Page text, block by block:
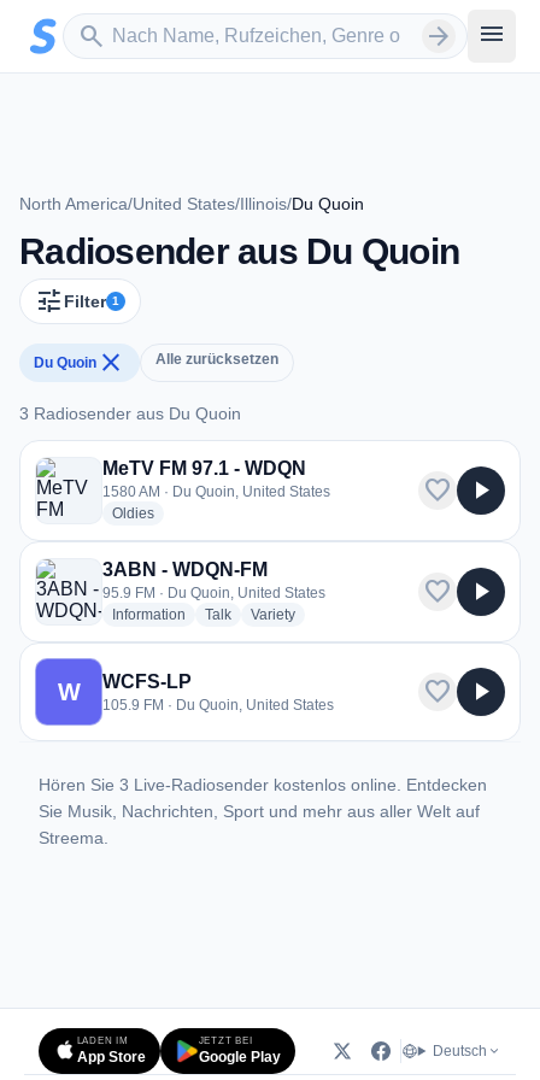
Zum Hauptinhalt springen
search
Sender suchen arrow_forward menu
North America/United States/Illinois/Du Quoin
Radiosender aus Du Quoin
tune Filter 1
Du Quoin close Alle zurücksetzen
3 Radiosender aus Du Quoin
3 Radiosender aus Du Quoin
MeTV FM 97.1 - WDQN
1580 AM · Du Quoin, United States
Oldiesradio stations
favorite play_arrow
3ABN - WDQN-FM
95.9 FM · Du Quoin, United States
Information radio stations
Talkradio stations
Varietyradio stations
favorite play_arrow
W WCFS-LP
105.9 FM · Du Quoin, United States favorite play_arrow
Hören Sie 3 Live-Radiosender kostenlos online. Entdecken
Sie Musik, Nachrichten, Sport und mehr aus aller Welt auf
Streema.
LADEN IM
App Store
JETZT BEI
Google Play Deutsch